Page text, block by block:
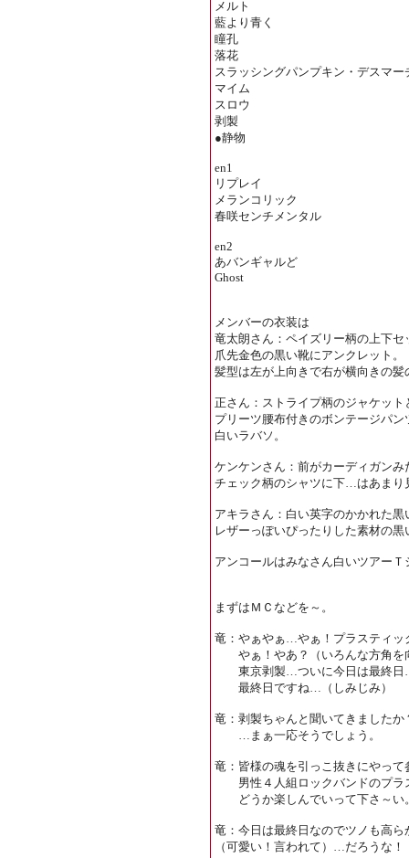
メルト
藍より青く
瞳孔
落花
スラッシングパンプキン・デスマー
マイム
スロウ
剥製
●静物
en1
リプレイ
メランコリック
春咲センチメンタル
en2
あバンギャルど
Ghost
メンバーの衣装は
竜太朗さん：ペイズリー柄の上下セ
爪先金色の黒い靴にアンクレット。
髪型は左が上向きで右が横向きの
正さん：ストライプ柄のジャケット
プリーツ腰布付きのボンテージパ
白いラバソ。
ケンケンさん：前がカーディガンみ
チェック柄のシャツに下…はあまり
アキラさん：白い英字のかかれた
レザーっぽいぴったりした素材の
アンコールはみなさん白いツアーＴ
まずはＭＣなどを～。
竜：やぁやぁ…やぁ！プラスティ
やぁ！やあ？（いろんな方角を
東京剥製…ついに今日は最終日
最終日ですね…（しみじみ）
竜：剥製ちゃんと聞いてきました
…まぁ一応そうでしょう。
竜：皆様の魂を引っこ抜きにやって
男性４人組ロックバンドのプラ
どうか楽しんでいって下さ～い
竜：今日は最終日なのでツノも高
（可愛い！言われて）…だろうな！